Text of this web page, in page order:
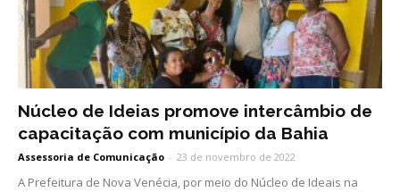
Núcleo de Ideias promove intercâmbio de
capacitação com município da Bahia
Assessoria de Comunicação - 23 de novembro de 2022
A Prefeitura de Nova Venécia, por meio do Núcleo de Ideais na